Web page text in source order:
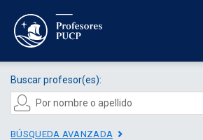
Buscar profesor(es):
BÚSQUEDA AVANZADA